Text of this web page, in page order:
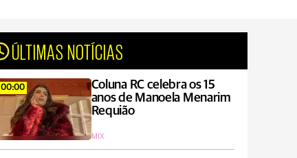
ÚLTIMAS NOTÍCIAS
00:00
Coluna RC celebra os 15
anos de Manoela Menarim
Requião
MIX